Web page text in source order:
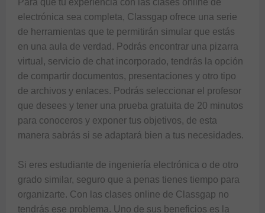
Para que tu experiencia con las clases online de
electrónica sea completa, Classgap ofrece una serie
de herramientas que te permitirán simular que estás
en una aula de verdad. Podrás encontrar una pizarra
virtual, servicio de chat incorporado, tendrás la opción
de compartir documentos, presentaciones y otro tipo
de archivos y enlaces. Podrás seleccionar el profesor
que desees y tener una prueba gratuita de 20 minutos
para conoceros y exponer tus objetivos, de esta
manera sabrás si se adaptará bien a tus necesidades.
Si eres estudiante de ingeniería electrónica o de otro
grado similar, seguro que a penas tienes tiempo para
organizarte. Con las clases online de Classgap no
tendrás ese problema. Uno de sus beneficios es la